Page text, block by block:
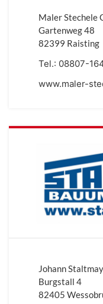
Maler Stechele
Gartenweg 48
82399 Raisting
Tel.: 08807-
www.maler-
Johann
Burgstall 4
82405